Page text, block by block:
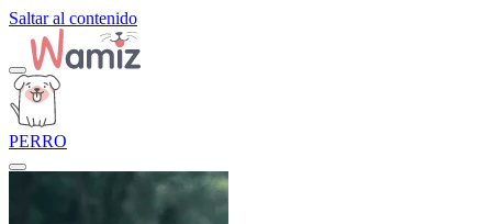
Saltar al contenido
PERRO